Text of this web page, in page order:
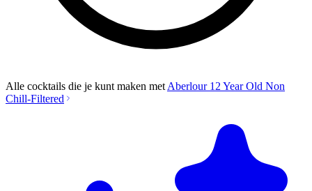
Alle cocktails die je kunt maken met Aberlour 12 Year Old Non
Chill-Filtered